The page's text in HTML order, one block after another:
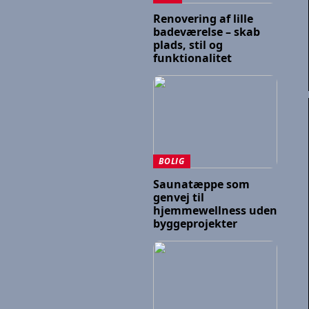
Renovering af lille
badeværelse – skab
plads, stil og
funktionalitet
BOLIG
Saunatæppe som
genvej til
hjemmewellness uden
byggeprojekter